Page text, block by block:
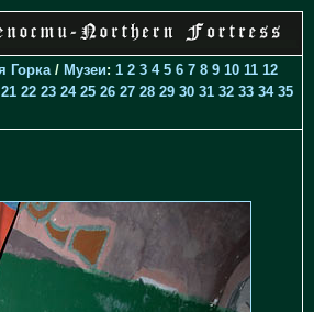
Горка / Музеи: 1 2 3 4 5 6 7 8 9 10 11 12
21 22 23 24 25 26 27 28 29 30 31 32 33 34 35